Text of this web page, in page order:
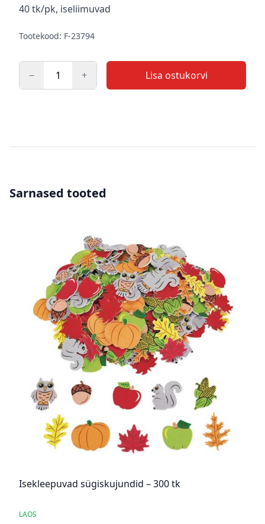
Kirjeldus
40 tk/pk, iseliimuvad
Tootekood: F-23794
− + Lisa ostukorvi
Sarnased tooted
Isekleepuvad sügiskujundid – 300 tk
LAOS